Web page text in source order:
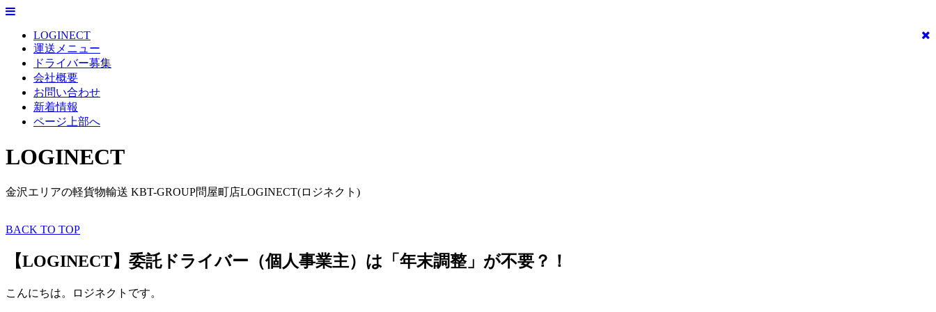
LOGINECT
運送メニュー
ドライバー募集
会社概要
お問い合わせ
新着情報
ページ上部へ
LOGINECT
金沢エリアの軽貨物輸送 KBT-GROUP問屋町店LOGINECT(ロジネクト)
BACK TO TOP
【LOGINECT】委託ドライバー（個人事業主）は「年末調整」が不要？！
こんにちは。ロジネクトです。